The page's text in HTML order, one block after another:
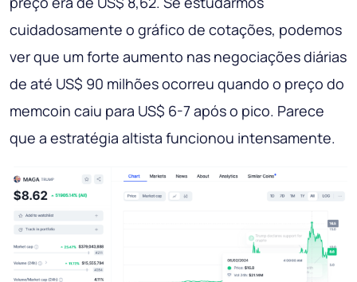
cuidadosamente o gráfico de cotações, podemos
ver que um forte aumento nas negociações diárias
de até US$ 90 milhões ocorreu quando o preço do
memcoin caiu para US$ 6-7 após o pico. Parece
que a estratégia altista funcionou intensamente.